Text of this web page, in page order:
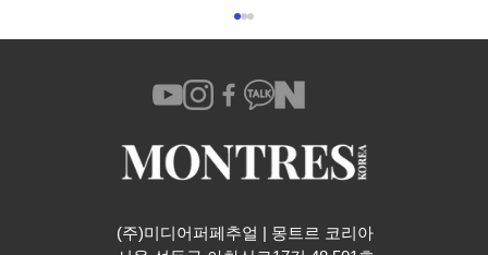
(주)미디어퍼페추얼 | 몽트르 코리아